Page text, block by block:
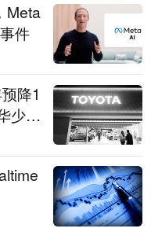
Meta
件
降1
少卖